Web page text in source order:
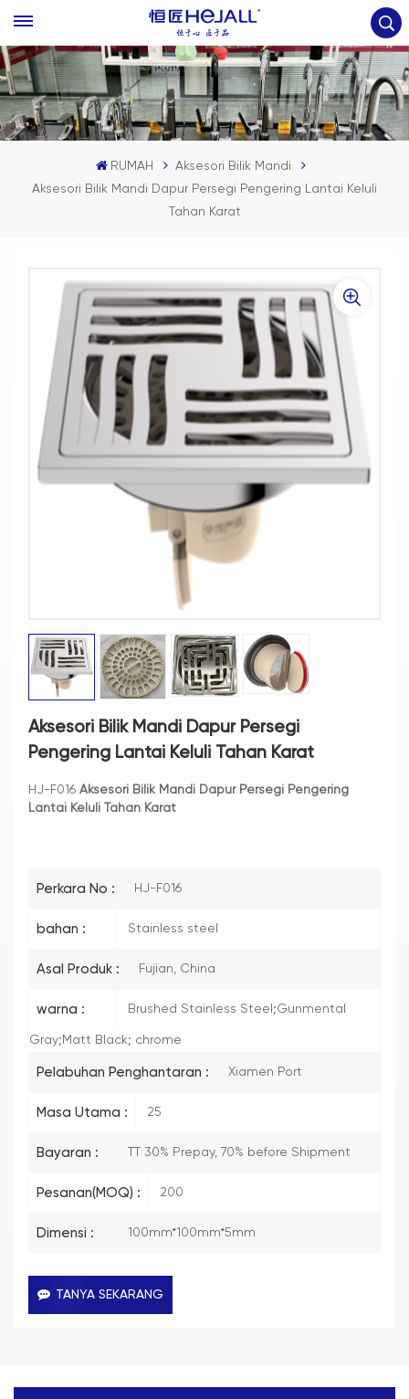
RUMAH
Aksesori Bilik Mandi
Aksesori Bilik Mandi Dapur Persegi Pengering Lantai Keluli
Tahan Karat
Aksesori Bilik Mandi Dapur Persegi
Pengering Lantai Keluli Tahan Karat
HJ-F016 Aksesori Bilik Mandi Dapur Persegi Pengering
Lantai Keluli Tahan Karat
Perkara No : HJ-F016
bahan : Stainless steel
Asal Produk : Fujian, China
warna : Brushed Stainless Steel;Gunmental
Gray;Matt Black; chrome
Pelabuhan Penghantaran : Xiamen Port
Masa Utama : 25
Bayaran : TT 30% Prepay, 70% before Shipment
Pesanan(MOQ) : 200
Dimensi : 100mm*100mm*5mm
TANYA SEKARANG